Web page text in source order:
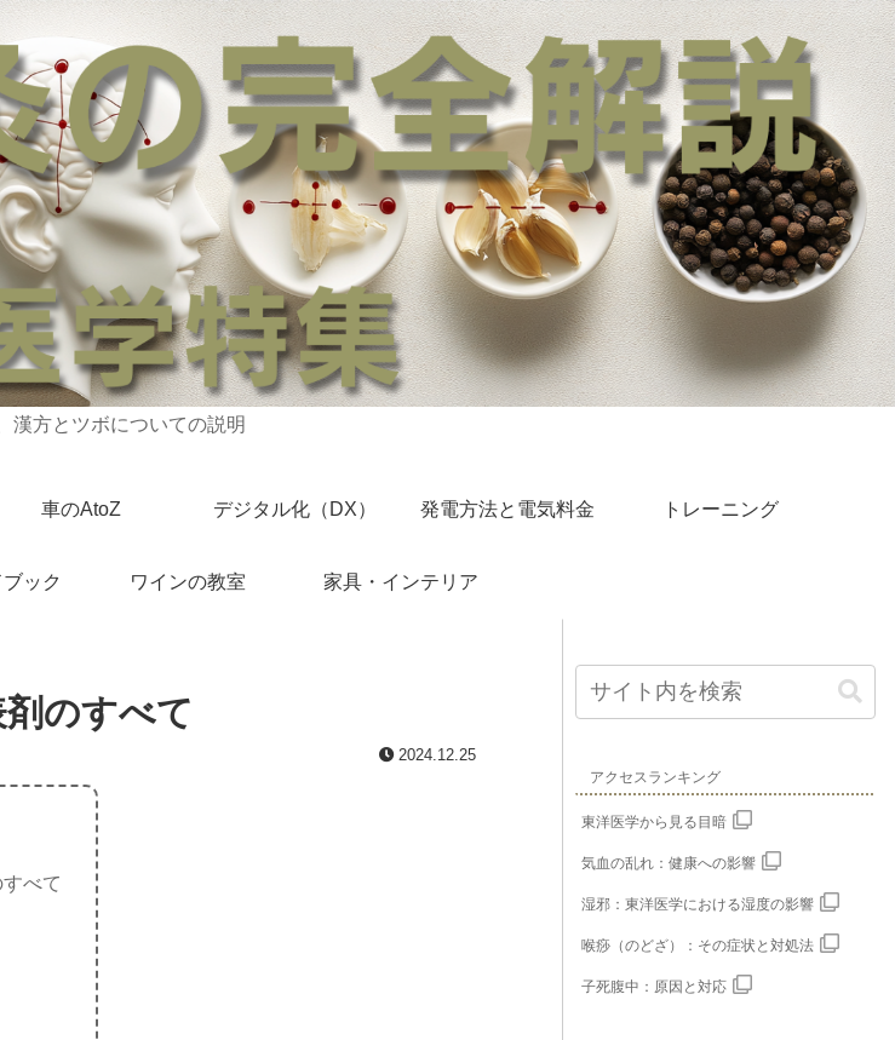
漢方とツボについての説明
車のAtoZ デジタル化（DX） 発電方法と電気料金 トレーニング
ック ワインの教室 家具・インテリア
のすべて
2024.12.25
べて
アクセスランキング
東洋医学から見る目暗
気血の乱れ：健康への影響
湿邪：東洋医学における湿度の影響
喉痧（のどざ）：その症状と対処法
子死腹中：原因と対応